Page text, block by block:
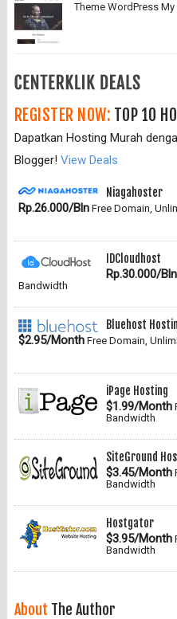
Theme WordPress
REGISTER NOW: TOP 10
Dapatkan Hosting Murah
Blogger! View Deals
Niagahoster
Rp.26.000/BlnFree Domain,
IDCloudhost
Rp.30.000/Bln
Bandwidth
Bluehost
$2.95/MonthFree Domain,
iPage Hosting
$1.99/Month
Bandwidth
SiteGround
$3.45/Month
Bandwidth
Hostgator
$3.95/Month
Bandwidth
About The Author